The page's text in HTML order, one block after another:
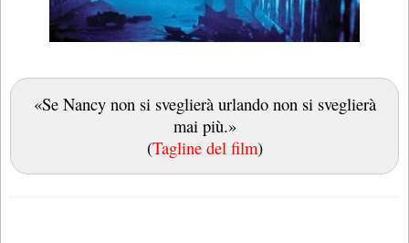
«Se Nancy non si sveglierà urlando non si sveglierà
mai più.»
(Tagline del film)